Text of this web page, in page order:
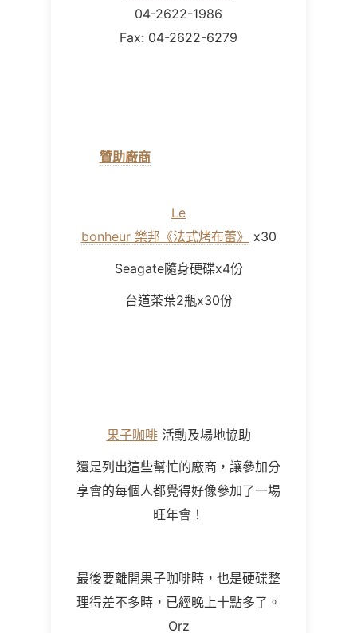
04-2622-1986
Fax: 04-2622-6279
贊助廠商(我沒有拍到照片啦，不
Le
bonheur 樂邦《法式烤布蕾》
x30
Seagate隨身硬碟x4份
台道茶葉2瓶x30份
果子咖啡活動及場地協助
還是列出這些幫忙的廠商，讓參加分
享會的每個人都覺得好像參加了一場
旺年會！
最後要離開果子咖啡時，也是硬碟整
理得差不多時，已經晚上十點多了。
Orz